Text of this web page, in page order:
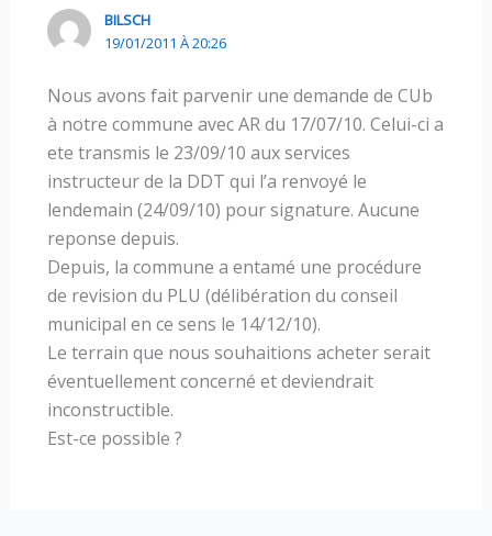
BILSCH
19/01/2011 À 20:26
Nous avons fait parvenir une demande de CUb
à notre commune avec AR du 17/07/10. Celui-ci a
ete transmis le 23/09/10 aux services
instructeur de la DDT qui l’a renvoyé le
lendemain (24/09/10) pour signature. Aucune
reponse depuis.
Depuis, la commune a entamé une procédure
de revision du PLU (délibération du conseil
municipal en ce sens le 14/12/10).
Le terrain que nous souhaitions acheter serait
éventuellement concerné et deviendrait
inconstructible.
Est-ce possible ?